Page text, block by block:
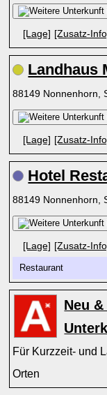
[Lage] [Zusatz-
Landhaus
88149 Nonnenhorn,
[Lage] [Zusatz-
Hotel
88149 Nonnenhorn,
[Lage] [Zusatz-
Restaurant
Neu
Für Kurzzeit- und
Orten